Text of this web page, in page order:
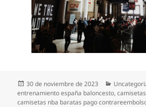
Publicado
el
30 de noviembre de 2023 Categorías
entrenamiento españa baloncesto,
camisetas nba baratas pago